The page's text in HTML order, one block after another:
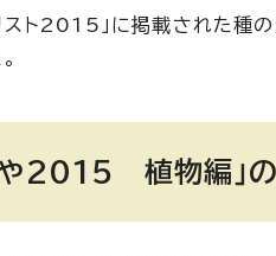
ト2015」に掲載された種の
や2015 植物編」